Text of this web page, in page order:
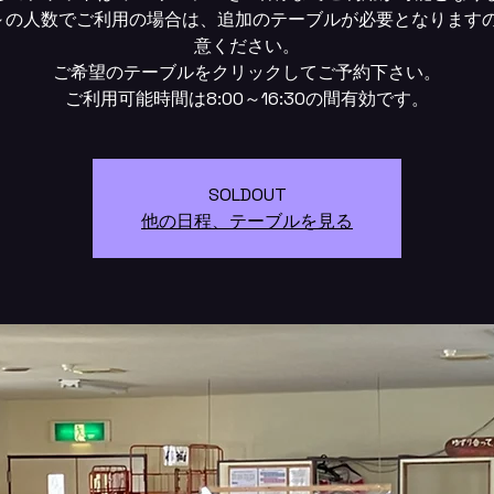
人数でご利用の場合は、追加のテーブルが必要となります
意ください。
ご希望のテーブルをクリックしてご予約下さい。
SOLDOUT
他の日程、テーブルを見る